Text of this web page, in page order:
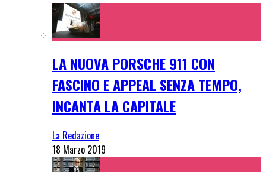
LA NUOVA PORSCHE 911 CON
FASCINO E APPEAL SENZA TEMPO,
INCANTA LA CAPITALE
La Redazione
18 Marzo 2019